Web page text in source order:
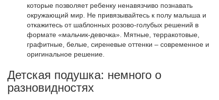
которые позволяет ребенку ненавязчиво познавать
окружающий мир. Не привязывайтесь к полу малыша и
откажитесь от шаблонных розово-голубых решений в
формате «мальчик-девочка». Мятные, терракотовые,
графитные, белые, сиреневые оттенки – современное и
оригинальное решение.
Детская подушка: немного о
разновидностях